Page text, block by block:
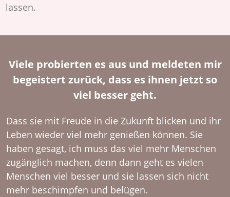
lassen.
Viele probierten es aus und meldeten mir
begeistert zurück, dass es ihnen jetzt so
viel besser geht.
Dass sie mit Freude in die Zukunft blicken und ihr
Leben wieder viel mehr genießen können. Sie
haben gesagt, ich muss das viel mehr Menschen
zugänglich machen, denn dann geht es vielen
Menschen viel besser und sie lassen sich nicht
mehr beschimpfen und belügen.